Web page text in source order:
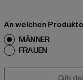
An welchen
MÄNNER
FRAUEN